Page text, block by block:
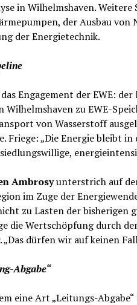
in Wilhelmshaven.
der Ausbau von
der Energietechnik.
Engagement der EWE: der
zu EWE-
von Wasserstoff
Friege: „Die Energie bleibt in
Ambrosyunterstrich auf
im Zuge der
zu Lasten der bisherigen
die Wertschöpfung durch
dürfen wir auf keinen
Abgabe“
eine Art „Leitungs-